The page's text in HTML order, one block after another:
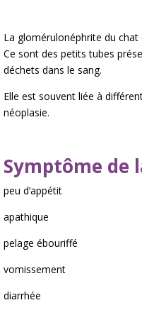
La glomérulonéphrite du
Ce sont des petits tubes
déchets dans le sang.
Elle est souvent liée à
néoplasie.
Symptôme de
peu d’appétit
apathique
pelage ébouriffé
vomissement
diarrhée